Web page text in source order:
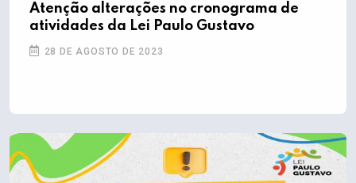
Atenção alterações no cronograma de
atividades da Lei Paulo Gustavo
28 DE AGOSTO DE 2023